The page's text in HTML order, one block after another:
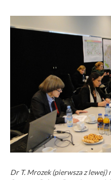
uczestnikiem XIV
Kongresu PORT
08-07-2026
Przyszłość
terenów
pogórniczych –
nauka,
transformacji
08
Muzeum Gazowni
Warszawskiej
popularnonaukowe
07
marzec
2026
Warsaw
MineralEXPO
Dr T. Mrozek (pierwsza z lewej)